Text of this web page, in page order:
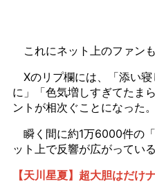
これにネット上のファンも
Xのリプ欄には、「添い
に」「色気増しすぎてたま
ントが相次ぐことになった。
瞬く間に約1万6000件の
ット上で反響が広がっている
【天川星夏】超大胆はだけ